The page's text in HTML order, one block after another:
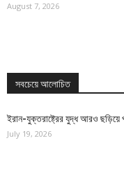
August 7, 2026
সবচেয়ে আলোচিত
ইরান-যুক্তরাষ্ট্রের যুদ্ধ আরও ছড়িয়ে
July 19, 2026